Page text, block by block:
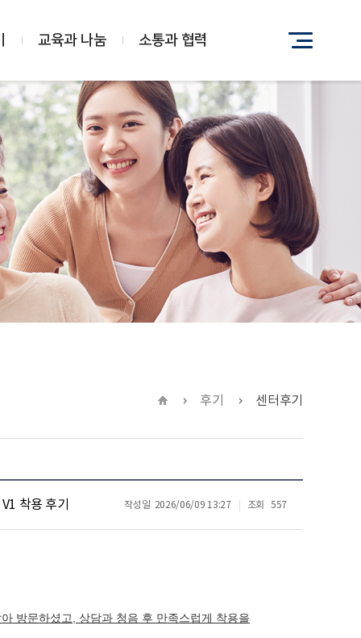
교육과 나눔 소통과 협력
후기 센터후기
착용 후기 작성일 2026/06/09 13:27 조회 557
방문하셨고, 상담과 청음 후 만족스럽게 착용을